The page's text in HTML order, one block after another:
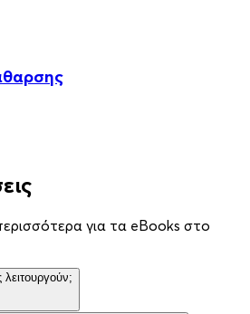
για τα eBooks στο